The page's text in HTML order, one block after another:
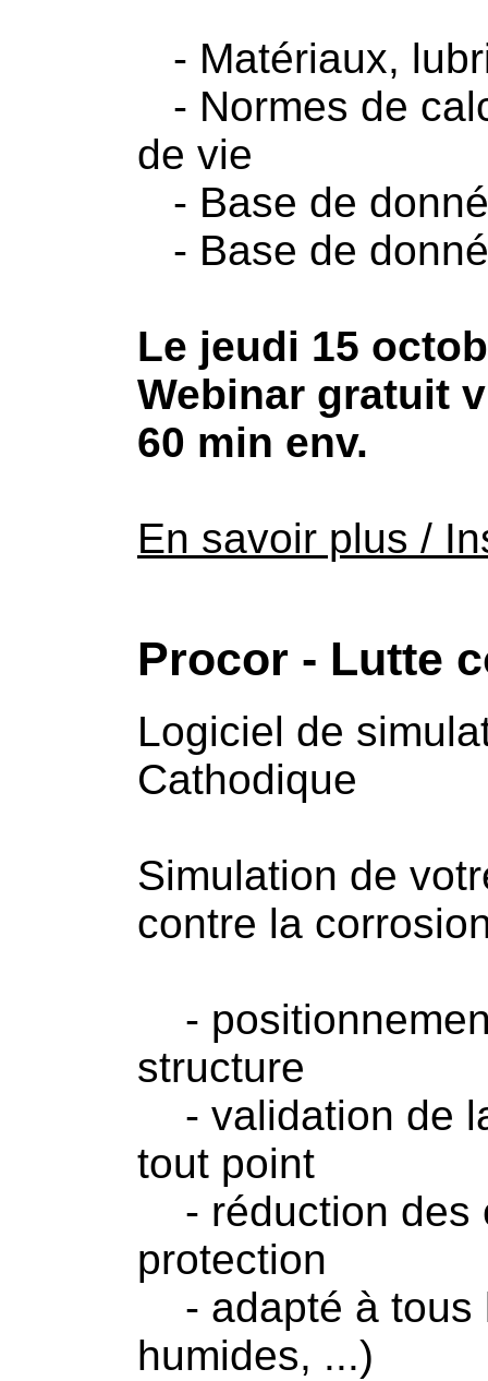
- Matériaux,
- Normes de
de vie
- Base de
- Base de
Le jeudi 15
Webinar gratuit
60 min env.
En savoir plus /
Procor - Lutte
Logiciel de
Cathodique
Simulation de
contre la
-
structure
- validation de
tout point
- réduction des
protection
- adapté à tous
humides, ...)